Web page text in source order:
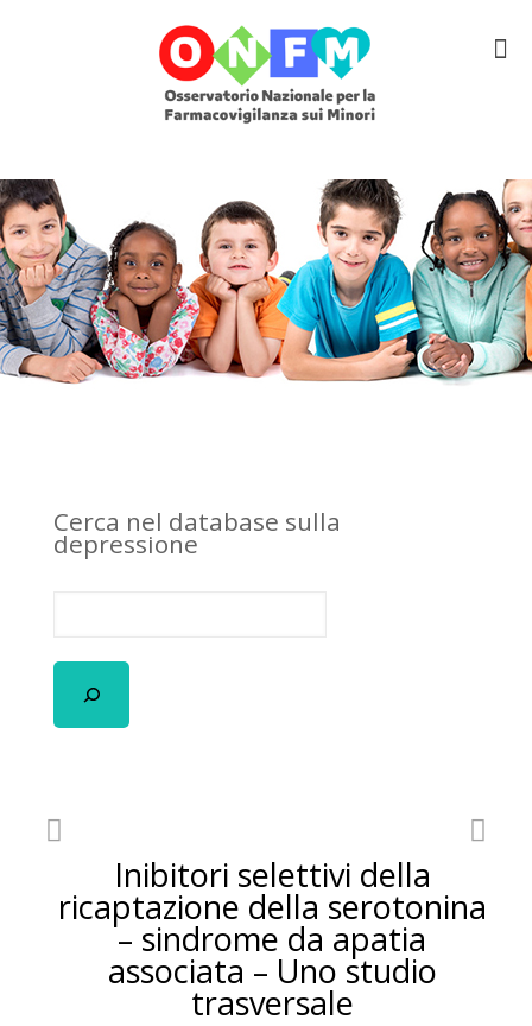
Cerca nel database sulla
depressione
Inibitori selettivi della
ricaptazione della serotonina
– sindrome da apatia
associata – Uno studio
trasversale